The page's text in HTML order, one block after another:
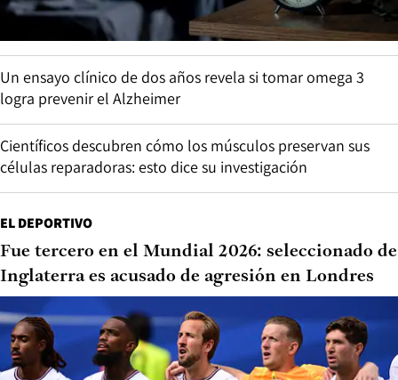
Un ensayo clínico de dos años revela si tomar omega 3
logra prevenir el Alzheimer
Científicos descubren cómo los músculos preservan sus
células reparadoras: esto dice su investigación
EL DEPORTIVO
Fue tercero en el Mundial 2026: seleccionado de
Inglaterra es acusado de agresión en Londres